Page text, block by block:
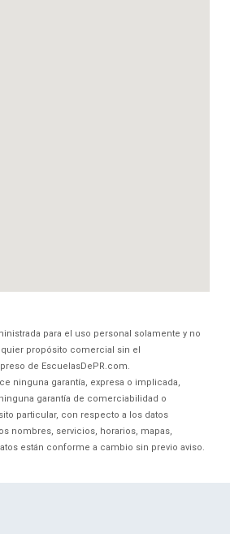
para el uso personal solamente y no
propósito comercial sin el
de EscuelasDePR.com.
ninguna garantía, expresa o implicada,
garantía de comerciabilidad o
particular, con respecto a los datos
nombres, servicios, horarios, mapas,
están conforme a cambio sin previo aviso.